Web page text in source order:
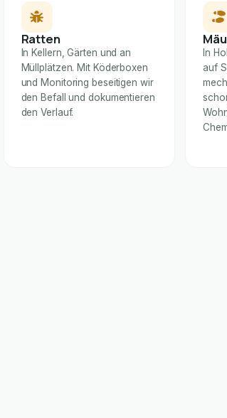
Ratten
In Kellern, Gärten und an
Müllplätzen. Mit Köderboxen
und Monitoring beseitigen wir
den Befall und dokumentieren
den Verlauf.
In
auf